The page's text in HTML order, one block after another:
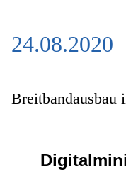
Das
Innovationsfelder
24.08.2020
Breitbandausbau